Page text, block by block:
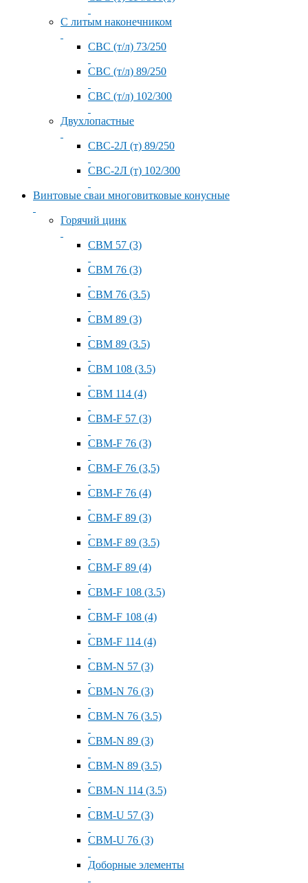
С литым наконечником
СВС (т/л) 73/250
СВС (т/л) 89/250
СВС (т/л) 102/300
Двухлопастные
СВС-2Л (т) 89/250
СВС-2Л (т) 102/300
Винтовые сваи многовитковые конусные
Горячий цинк
СВМ 57 (3)
СВМ 76 (3)
СВМ 76 (3.5)
СВМ 89 (3)
СВМ 89 (3.5)
СВМ 108 (3.5)
СВМ 114 (4)
СВМ-F 57 (3)
СВМ-F 76 (3)
СВМ-F 76 (3,5)
СВМ-F 76 (4)
СВМ-F 89 (3)
СВМ-F 89 (3.5)
СВМ-F 89 (4)
СВМ-F 108 (3.5)
СВМ-F 108 (4)
СВМ-F 114 (4)
СВМ-N 57 (3)
СВМ-N 76 (3)
СВМ-N 76 (3.5)
СВМ-N 89 (3)
СВМ-N 89 (3.5)
СВМ-N 114 (3.5)
СВМ-U 57 (3)
СВМ-U 76 (3)
Доборные элементы